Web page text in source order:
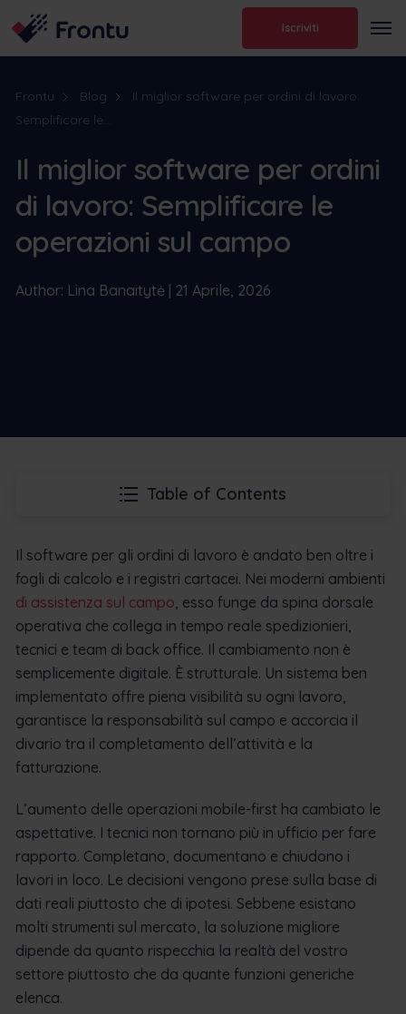
Iscriviti
Frontu Blog
Il miglior software per ordini di lavoro:
Semplificare le...
Il miglior software per ordini
di lavoro: Semplificare le
operazioni sul campo
Author: Lina Banaitytė | 21 Aprile, 2026
Table of Contents
Il software per gli ordini di lavoro è andato ben oltre i
fogli di calcolo e i registri cartacei. Nei moderni ambienti
di assistenza sul campo , esso funge da spina dorsale
operativa che collega in tempo reale spedizionieri,
tecnici e team di back office. Il cambiamento non è
semplicemente digitale. È strutturale. Un sistema ben
implementato offre piena visibilità su ogni lavoro,
garantisce la responsabilità sul campo e accorcia il
divario tra il completamento dell’attività e la
fatturazione.
L’aumento delle operazioni mobile-first ha cambiato le
aspettative. I tecnici non tornano più in ufficio per fare
rapporto. Completano, documentano e chiudono i
lavori in loco. Le decisioni vengono prese sulla base di
dati reali piuttosto che di ipotesi. Sebbene esistano
molti strumenti sul mercato, la soluzione migliore
dipende da quanto rispecchia la realtà del vostro
settore piuttosto che da quante funzioni generiche
elenca.